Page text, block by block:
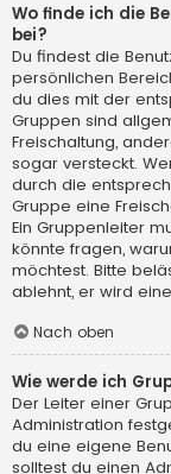
Wo finde ich die
bei?
Du findest die
persönlichen
du dies mit der
Gruppen sind
Freischaltung,
sogar versteckt.
durch die
Gruppe eine
Ein Gruppenleiter
könnte fragen,
möchtest. Bitte
ablehnt, er wird
Nach oben
Wie werde ich
Der Leiter einer
Administration
du eine eigene
solltest du einen